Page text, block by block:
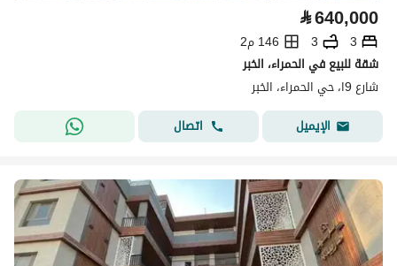
⃁640,000
3
3
146 م2
شقة للبيع في الحمراء، الخبر
شارع 9ا، حي الحمراء، الخبر
الإيميل
اتصال